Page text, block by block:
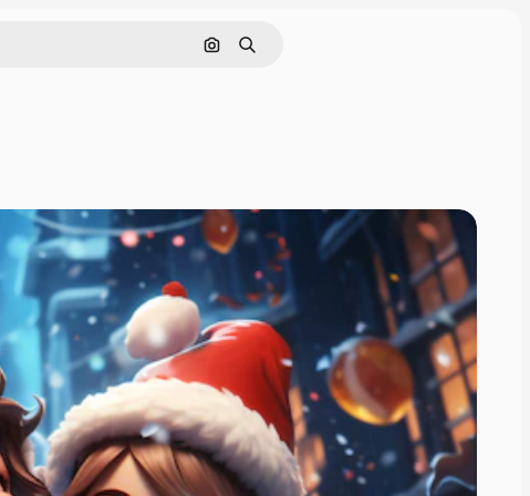
इमेज से खोजें
खोजें